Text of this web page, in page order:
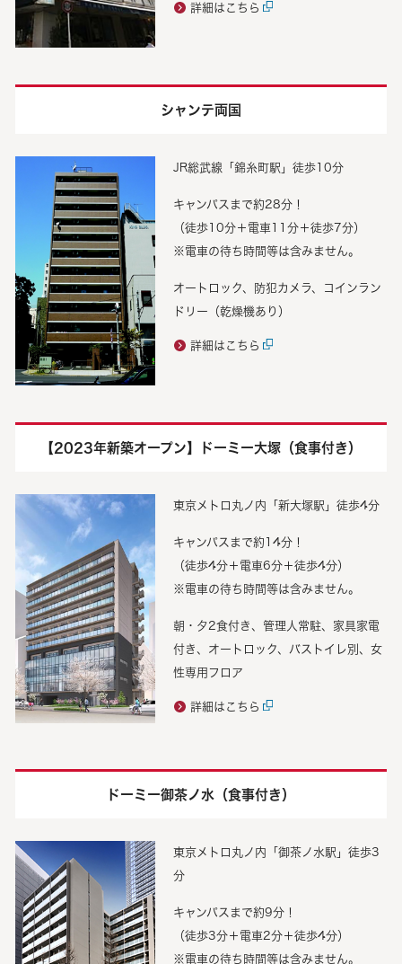
詳細はこちら
シャンテ両国
JR総武線「錦糸町駅」徒歩10分
キャンパスまで約28分！
（徒歩10分＋電車11分＋徒歩7分）
※電車の待ち時間等は含みません。
オートロック、防犯カメラ、コインラン
ドリー（乾燥機あり）
詳細はこちら
【2023年新築オープン】ドーミー大塚（食事付き）
東京メトロ丸ノ内「新大塚駅」徒歩4分
キャンパスまで約14分！
（徒歩4分＋電車6分＋徒歩4分）
※電車の待ち時間等は含みません。
朝・夕2食付き、管理人常駐、家具家電
付き、オートロック、バストイレ別、女
性専用フロア
詳細はこちら
ドーミー御茶ノ水（食事付き）
東京メトロ丸ノ内「御茶ノ水駅」徒歩3
分
キャンパスまで約9分！
（徒歩3分＋電車2分＋徒歩4分）
※電車の待ち時間等は含みません。